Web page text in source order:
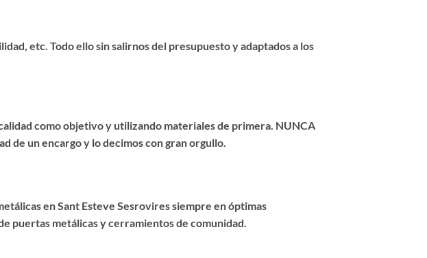
etc. Todo ello sin salirnos del presupuesto y adaptados a los
como objetivo y utilizando materiales de primera. NUNCA
de un encargo y lo decimos con gran orgullo.
en Sant Esteve Sesrovires siempre en óptimas
puertas metálicas y cerramientos de comunidad.